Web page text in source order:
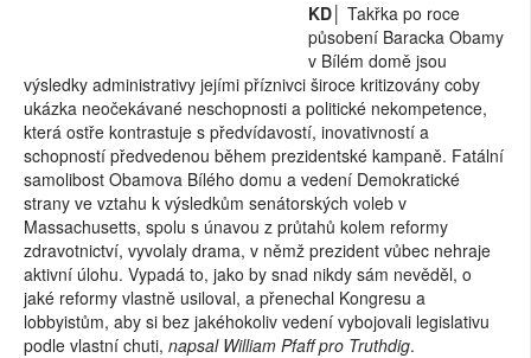
KD│
Takřka po roce
působení Baracka Obamy
v Bílém domě jsou
výsledky administrativy jejími příznivci široce kritizovány coby
ukázka neočekávané neschopnosti a politické nekompetence,
která ostře kontrastuje s předvídavostí, inovativností a
schopností předvedenou během prezidentské kampaně. Fatální
samolibost Obamova Bílého domu a vedení Demokratické
strany ve vztahu k výsledkům senátorských voleb v
Massachusetts, spolu s únavou z průtahů kolem reformy
zdravotnictví, vyvolaly drama, v němž prezident vůbec nehraje
aktivní úlohu. Vypadá to, jako by snad nikdy sám nevěděl, o
jaké reformy vlastně usiloval, a přenechal Kongresu a
lobbyistům, aby si bez jakéhokoliv vedení vybojovali legislativu
podle vlastní chuti, napsal William Pfaff pro Truthdig.